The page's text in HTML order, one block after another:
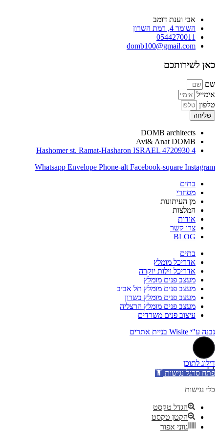
אבי וענת דומב
השומר 4, רמת השרון
0544270011
domb100@gmail.com
כאן לשירותכם
שם
אימייל
טלפון
שליחה
DOMB architects
Avi& Anat DOMB
4 Hashomer st. Ramat-Hasharon ISRAEL 4720930
Whatsapp Envelope Phone-alt Facebook-square Instagram
בתים
מסחרי
מן העיתונות
המלצות
אודות
צרו קשר
BLOG
בתים
אדריכל מומלץ
אדריכל וילות יוקרה
מעצב פנים מומלץ
מעצב פנים מומלץ תל אביב
מעצב פנים מומלץ בשרון
מעצב פנים מומלץ הרצליה
עיצוב פנים משרדים
נבנה ע"י Wisite בניית אתרים
דילוג לתוכן
פתח סרגל נגישות
כלי נגישות
הגדל טקסט
הקטן טקסט
גווני אפור